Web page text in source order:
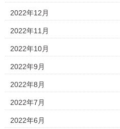
2022年12月
2022年11月
2022年10月
2022年9月
2022年8月
2022年7月
2022年6月